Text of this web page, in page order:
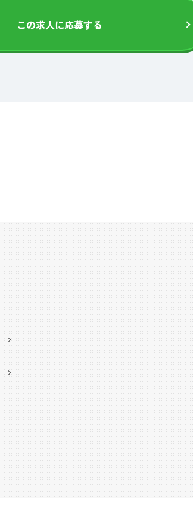
この求人に応募する